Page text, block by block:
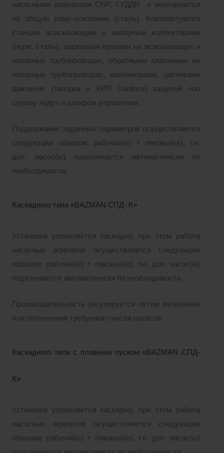
насосными агрегатами CNP, ГУДДИ и монтируются
на общую раму-основание (сталь). Комплектуются
станции всасывающим и напорным коллекторами
(нерж. сталь), шаровыми кранами на всасывающих и
напорных трубопроводах, обратными клапанами на
напорных трубопроводах, манометрами, датчиками
давления (запорка и КИП Danfoss) защитой «по
сухому ходу» и шкафом управления.
Поддержание заданных параметров осуществляется
следующим образом: рабочий(е) + пиковый(е), т.е.
доп. насос(ы) подключается автоматически по
необходимости.
Каскадного типа «BAZMAN СПД- К»
Установка управляется каскадно, при этом работа
насосных агрегатов осуществляется следующим
образом: рабочий(е) + пиковый(е), т.е. доп. насос(ы)
подключается автоматически по необходимости.
Производительность регулируется путем включения
или отключения требуемого числа насосов.
Каскадного типа с плавным пуском «BAZMAN СПД-
К»
Установка управляется каскадно, при этом работа
насосных агрегатов осуществляется следующим
образом: рабочий(е) + пиковый(е), т.е. доп. насос(ы)